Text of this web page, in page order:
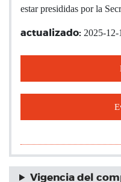
estar presididas por la
actualizado: 2025-12-
Vigencia del